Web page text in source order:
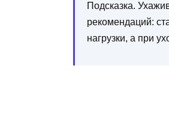
Подсказка.
рекомендаций:
нагрузки, а при